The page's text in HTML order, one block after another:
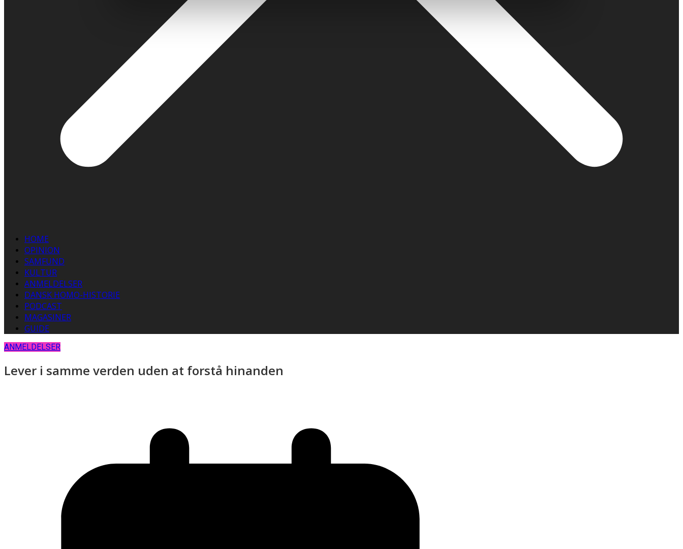
HOME
OPINION
SAMFUND
KULTUR
ANMELDELSER
DANSK HOMO-HISTORIE
PODCAST
MAGASINER
GUIDE
ANMELDELSER
Lever i samme verden uden at forstå hinanden